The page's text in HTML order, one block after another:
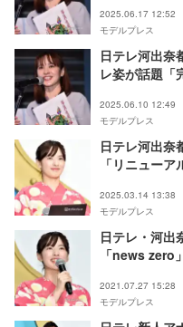
2025.06.17 12:52
モデルプレス
日テレ河出奈
レ姿が話題「
2025.06.10 12:49
モデルプレス
日テレ河出奈
「リニュー
2025.03.14 13:38
モデルプレス
日テレ・河出
「news zero
2021.07.27 15:28
モデルプレス